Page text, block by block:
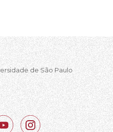
de São Paulo